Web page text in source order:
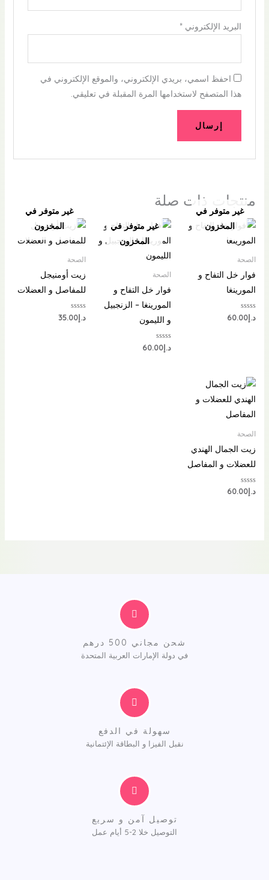
البريد الإلكتروني *
احفظ اسمي، بريدي الإلكتروني، والموقع الإلكتروني في
هذا المتصفح لاستخدامها المرة المقبلة في تعليقي.
منتجات ذات صلة
غير متوفر في
المخزون
الصحة
فوار خل التفاح و
المورينغا
تم
التقييم
د.إ60.00
غير متوفر في
المخزون
الصحة
فوار خل التفاح و
المورينغا – الزنجبيل
و الليمون
تم
التقييم
د.إ60.00
غير متوفر في
المخزون
الصحة
زيت أومنيجل
للمفاصل و العضلات
تم
التقييم
د.إ35.00
الصحة
زيت الجمال الهندي
للعضلات و المفاصل
تم
التقييم
د.إ60.00
شحن مجاني 500 درهم
في دولة الإمارات العربية المتحدة
سهولة في الدفع
نقبل الفيزا و البطاقة الإئتمانية
توصيل آمن و سريع
التوصيل خلا 2-5 أيام عمل